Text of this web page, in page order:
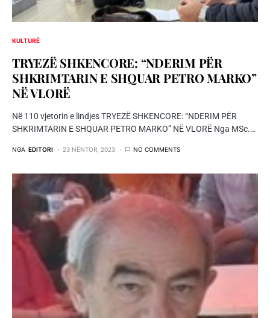
KULTURË
TRYEZË SHKENCORE: “NDERIM PËR
SHKRIMTARIN E SHQUAR PETRO MARKO”
NË VLORË
Në 110 vjetorin e lindjes TRYEZË SHKENCORE: “NDERIM PËR
SHKRIMTARIN E SHQUAR PETRO MARKO” NË VLORË Nga MSc.…
NGA EDITORI 23 NËNTOR, 2023 NO COMMENTS